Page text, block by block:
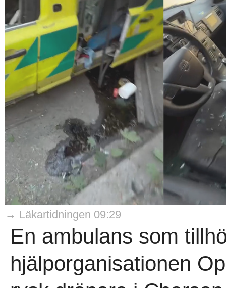
→ Läkartidningen 09:29
En ambulans som
hjälporganisationen